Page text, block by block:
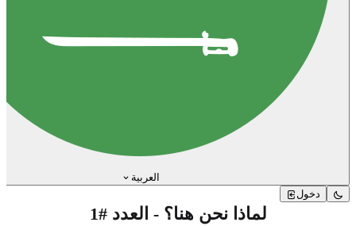
العربية
دخول
لماذا نحن هنا؟ - العدد #1